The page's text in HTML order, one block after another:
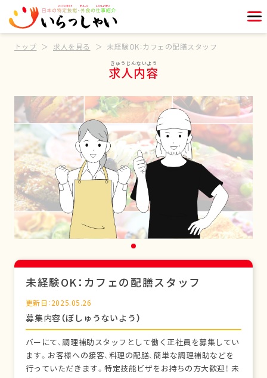
トップ 求人を見る 未経験OK：カフェの配膳スタッフ
求人内容
未経験OK：カフェの配膳スタッフ
更新日：2025.05.26
募集内容（ぼしゅうないよう）
バーにて、調理補助スタッフとして働く正社員を募集してい
ます。お客様への接客、料理の配膳、簡単な調理補助などを
行っていただきます。特定技能ビザをお持ちの方大歓迎！ 未